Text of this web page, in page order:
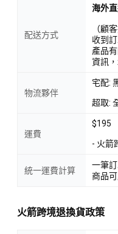
配送方式
海外
（顧
收到
產品
資訊
物流夥伴
宅配:
超取:
運費
$195
- 火箭
統一運費計算
一筆
商品
火箭跨境退換貨政策